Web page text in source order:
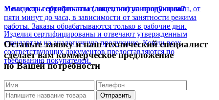
Менеджеры обрабатывают заказ, поступивший онлайн, от
пяти минут до часа, в зависимости от занятности режима
работы. Заказы обрабатываются только в рабочие дни.
У вас есть сертификаты (лицензии) на продукцию?
Изделия сертифицированы и отвечают утвержденным
стандартам на аналогичную продукцию. Копии всех
соответствующих документов предоставляются по
требованию покупателей.
Оставьте заявку и наш технический специалист
сделает вам коммерческое предложение
по Вашей потребности